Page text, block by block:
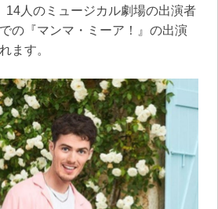
14人のミュージカル劇場の出演者
の『マンマ・ミーア！』の出演
ます。